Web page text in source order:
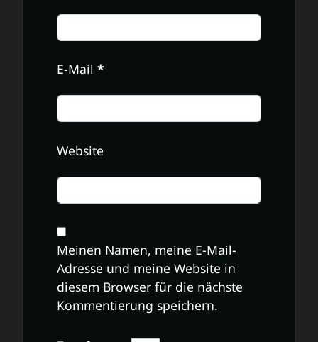
E-Mail *
Website
Meinen Namen, meine E-Mail-
Adresse und meine Website in
diesem Browser für die nächste
Kommentierung speichern.